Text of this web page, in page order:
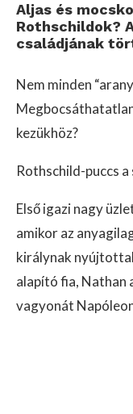
Aljas és
Rothschildok?
családjának
Nem minden
kezükhöz?
Rothschild-puccs
Első igazi nagy
amikor az
királynak
alapító fia, Nathan
vagyonát